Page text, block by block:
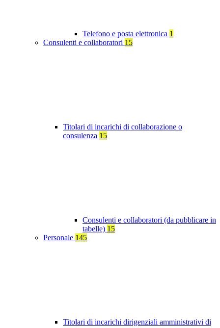
Telefono e posta elettronica 1
Consulenti e collaboratori 15
Titolari di incarichi di collaborazione o
consulenza 15
Consulenti e collaboratori (da pubblicare in
tabelle) 15
Personale 145
Titolari di incarichi dirigenziali amministrativi di